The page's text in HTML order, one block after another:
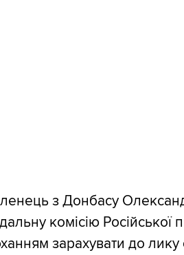
з Донбасу
комісію Російської
зарахувати до лику